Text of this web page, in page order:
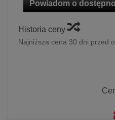
Powiadom o
Historia ceny
Najniższa cena 30 dni przed